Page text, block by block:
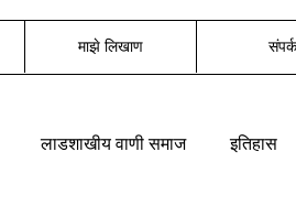
माझे लिखाण संपर्क
लाडशाखीय वाणी समाज इतिहास